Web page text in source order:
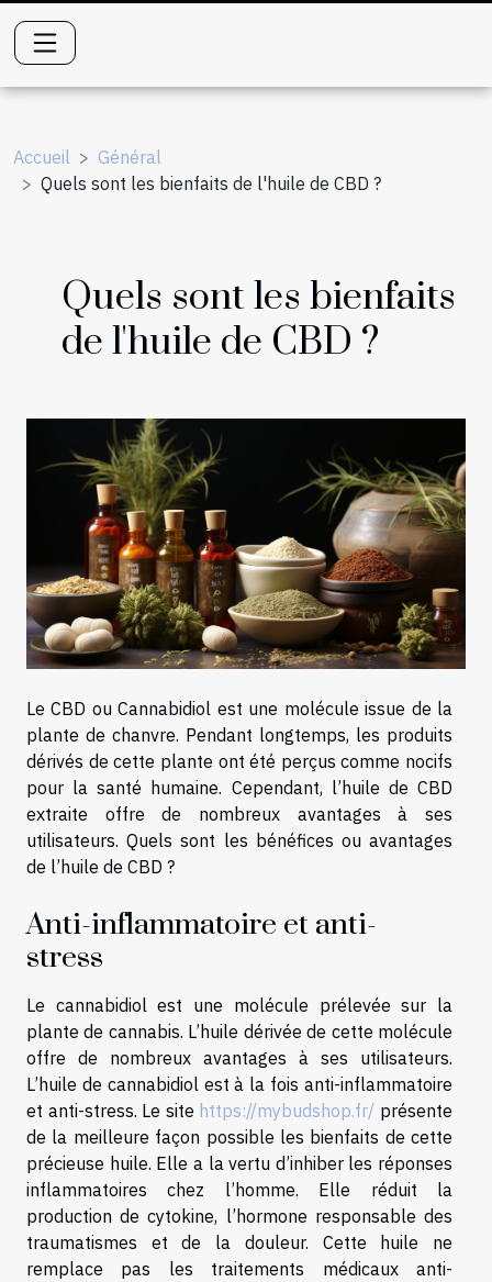
Accueil
Général
Quels sont les bienfaits de l'huile de CBD ?
Quels sont les bienfaits
de l'huile de CBD ?
Le CBD ou Cannabidiol est une molécule issue de la
plante de chanvre. Pendant longtemps, les produits
dérivés de cette plante ont été perçus comme nocifs
pour la santé humaine. Cependant, l’huile de CBD
extraite offre de nombreux avantages à ses
utilisateurs. Quels sont les bénéfices ou avantages
de l’huile de CBD ?
Anti-inflammatoire et anti-
stress
Le cannabidiol est une molécule prélevée sur la
plante de cannabis. L’huile dérivée de cette molécule
offre de nombreux avantages à ses utilisateurs.
L’huile de cannabidiol est à la fois anti-inflammatoire
et anti-stress. Le site https://mybudshop.fr/ présente
de la meilleure façon possible les bienfaits de cette
précieuse huile. Elle a la vertu d’inhiber les réponses
inflammatoires chez l’homme. Elle réduit la
production de cytokine, l’hormone responsable des
traumatismes et de la douleur. Cette huile ne
remplace pas les traitements médicaux anti-